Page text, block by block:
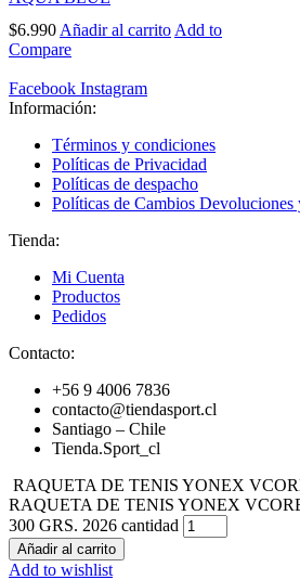
$6.990 Añadir al carrito Add to
Compare
Facebook Instagram
Información:
Términos y condiciones
Políticas de Privacidad
Políticas de despacho
Políticas de Cambios Devoluciones
Tienda:
Mi Cuenta
Productos
Pedidos
Contacto:
+56 9 4006 7836
contacto@tiendasport.cl
Santiago – Chile
Tienda.Sport_cl
RAQUETA DE TENIS YONEX
RAQUETA DE TENIS YONEX
300 GRS. 2026 cantidad
Añadir al carrito
Add to wishlist